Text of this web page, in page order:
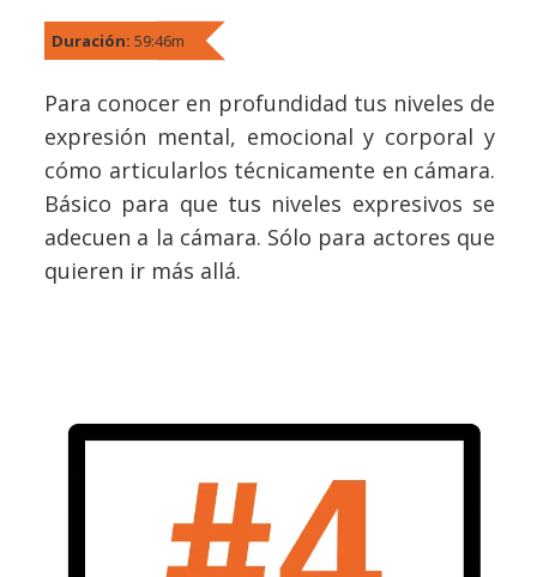
Duración: 59:46m
Para conocer en profundidad tus niveles de
expresión mental, emocional y corporal y
cómo articularlos técnicamente en cámara.
Básico para que tus niveles expresivos se
adecuen a la cámara. Sólo para actores que
quieren ir más allá.